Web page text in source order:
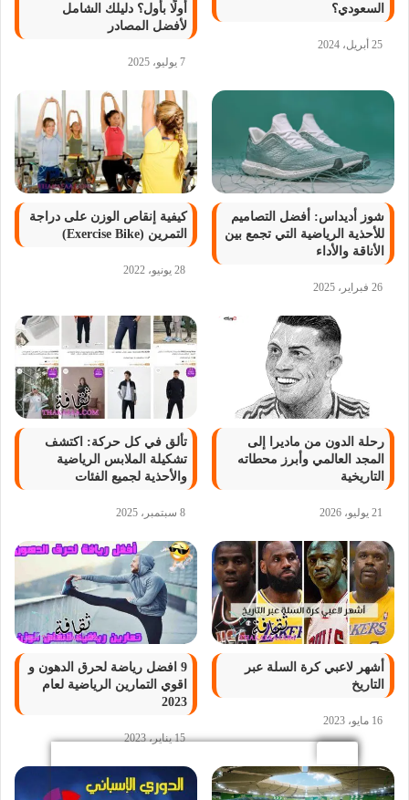
السعودي؟
25 أبريل، 2024
أولًا بأول؟ دليلك الشامل
لأفضل المصادر
7 يوليو، 2025
شوز أديداس: أفضل التصاميم
للأحذية الرياضية التي تجمع بين
الأناقة والأداء
26 فبراير، 2025
كيفية إنقاص الوزن على دراجة
التمرين (Exercise Bike)
28 يونيو، 2022
رحلة الدون من ماديرا إلى
المجد العالمي وأبرز محطاته
التاريخية
21 يوليو، 2026
تألق في كل حركة: اكتشف
تشكيلة الملابس الرياضية
والأحذية لجميع الفئات
8 سبتمبر، 2025
أشهر لاعبي كرة السلة عبر
التاريخ
16 مايو، 2023
9 افضل رياضة لحرق الدهون و
اقوي التمارين الرياضية لعام
2023
15 يناير، 2023